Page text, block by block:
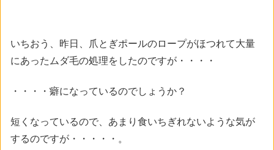
いちおう、昨日、爪とぎポールのロープがほつれて大量
にあったムダ毛の処理をしたのですが・・・・
・・・・癖になっているのでしょうか？
短くなっているので、あまり食いちぎれないような気が
するのですが・・・・・。